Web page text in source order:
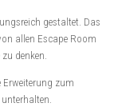
gestaltet. Das
allen Escape Room
denken.
Erweiterung zum